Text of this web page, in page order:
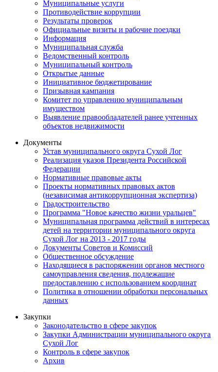
Муниципальные услуги
Противодействие коррупции
Результаты проверок
Официальные визиты и рабочие поездки
Информация
Муниципальная служба
Ведомственный контроль
Муниципальный контроль
Открытые данные
Инициативное бюджетирование
Призывная кампания
Комитет по управлению муниципальным
имуществом
Выявление правообладателей ранее учтенных
объектов недвижимости
Документы
Устав муниципального округа Сухой Лог
Реализация указов Президента Российской
Федерации
Нормативные правовые акты
Проекты нормативных правовых актов
(независимая антикоррупционная экспертиза)
Градостроительство
Программа "Новое качество жизни уральцев"
Муниципальная программа действий в интересах
детей на территории муниципального округа
Сухой Лог на 2013 - 2017 годы
Документы Советов и Комиссий
Общественное обсуждение
Находящиеся в распоряжении органов местного
самоуправления сведения, подлежащие
предоставлению с использованием координат
Политика в отношении обработки персональных
данных
Закупки
Законодательство в сфере закупок
Закупки Администрации муниципального округа
Сухой Лог
Контроль в сфере закупок
Архив